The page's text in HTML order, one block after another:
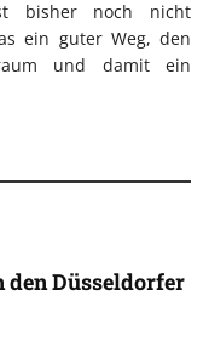
bisher noch nicht
ein guter Weg, den
und damit ein
den Düsseldorfer